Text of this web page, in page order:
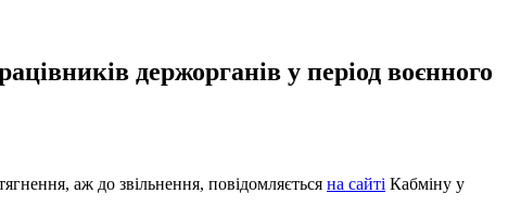
держорганів у період воєнного
аж до звільнення, повідомляється на сайті Кабміну у